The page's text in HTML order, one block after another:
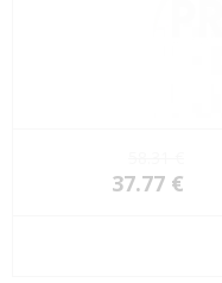
37.77 €